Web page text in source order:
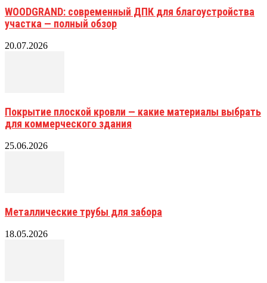
WOODGRAND: современный ДПК для благоустройства
участка — полный обзор
20.07.2026
Покрытие плоской кровли — какие материалы выбрать
для коммерческого здания
25.06.2026
Металлические трубы для забора
18.05.2026